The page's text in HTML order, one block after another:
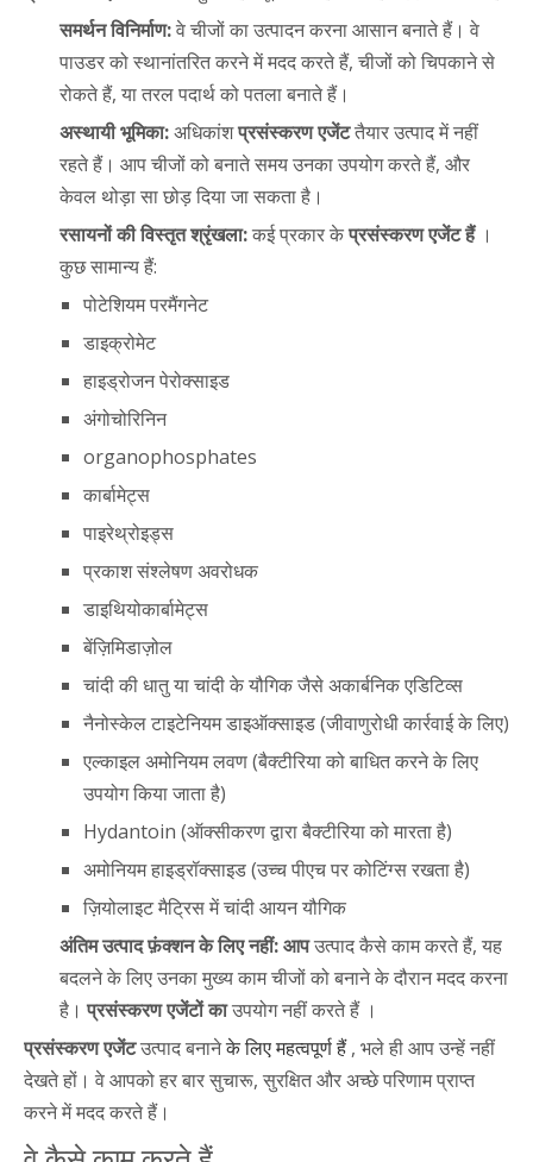
समर्थन विनिर्माण:वे चीजों का उत्पादन करना आसान बनाते हैं। वे
पाउडर को स्थानांतरित करने में मदद करते हैं, चीजों को चिपकाने से
रोकते हैं, या तरल पदार्थ को पतला बनाते हैं।
अस्थायी भूमिका:अधिकांशप्रसंस्करण एजेंटतैयार उत्पाद में नहीं
रहते हैं। आप चीजों को बनाते समय उनका उपयोग करते हैं, और
केवल थोड़ा सा छोड़ दिया जा सकता है।
रसायनों की विस्तृत श्रृंखला:कई प्रकार केप्रसंस्करण एजेंट हैं ।
कुछ सामान्य हैं:
पोटेशियम परमैंगनेट
डाइक्रोमेट
हाइड्रोजन पेरोक्साइड
अंगोचोरिनिन
organophosphates
कार्बामेट्स
पाइरेथ्रोइड्स
प्रकाश संश्लेषण अवरोधक
डाइथियोकार्बामेट्स
बेंज़िमिडाज़ोल
चांदी की धातु या चांदी के यौगिक जैसे अकार्बनिक एडिटिव्स
नैनोस्केल टाइटेनियम डाइऑक्साइड (जीवाणुरोधी कार्रवाई के लिए)
एल्काइल अमोनियम लवण (बैक्टीरिया को बाधित करने के लिए
उपयोग किया जाता है)
Hydantoin (ऑक्सीकरण द्वारा बैक्टीरिया को मारता है)
अमोनियम हाइड्रॉक्साइड (उच्च पीएच पर कोटिंग्स रखता है)
ज़ियोलाइट मैट्रिस में चांदी आयन यौगिक
अंतिम उत्पाद फ़ंक्शन के लिए नहीं: आपउत्पाद कैसे काम करते हैं, यह
बदलने के लिए उनका मुख्य काम चीजों को बनाने के दौरान मदद करना
है।प्रसंस्करण एजेंटों काउपयोग नहीं करते हैं ।
प्रसंस्करण एजेंटउत्पाद बनानेके लिए महत्वपूर्ण हैं, भले ही आप उन्हें नहीं
देखते हों। वे आपको हर बार सुचारू, सुरक्षित और अच्छे परिणाम प्राप्त
करने में मदद करते हैं।